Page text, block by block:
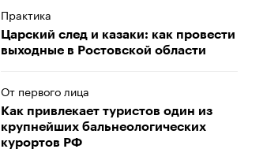
Практика
Царский след и казаки: как провести
выходные в Ростовской области
От первого лица
Как привлекает туристов один из
крупнейших бальнеологических
курортов РФ